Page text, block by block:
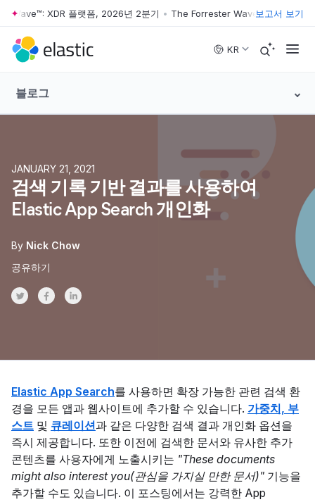
Skip to main content
XDR 플랫폼, 2026년 2분기 • The Forrester Wave™: XDR 플랫폼
보고서 보기
KR
블로그
JANUARY 21, 2021
검색 기록 기반 결과를 사용하여
Elastic App Search 개인화
By Nick Chow
공유하기
Share on Twitter
Share on Facebook
Share on LinkedInr
Elastic App Search를 사용하면 확장 가능한 관련 검색 환
경을 모든 앱과 웹사이트에 추가할 수 있습니다. 가중치, 부
스트 및 큐레이션과 같은 다양한 검색 결과 개인화 옵션을
즉시 제공합니다. 또한 이전에 검색한 문서와 유사한 추가
콘텐츠를 사용자에게 노출시키는 "These documents
might also interest you(관심을 가지실 만한 문서)" 기능을
추가할 수도 있습니다. 이 포스팅에서는 강력한 App